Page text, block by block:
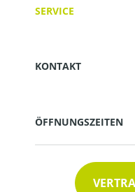
SERVICE
KONTAKT
ÖFFNUNGSZEITEN